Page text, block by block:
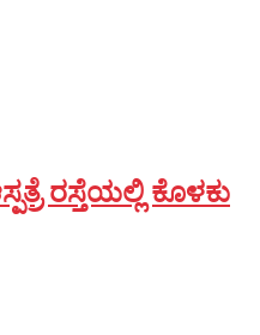
ರಸ್ತೆಯಲ್ಲಿ ಕೊಳಕು